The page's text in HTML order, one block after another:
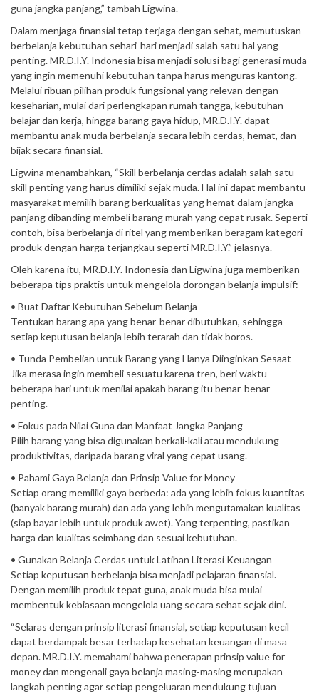
guna jangka panjang,” tambah Ligwina.
Dalam menjaga finansial tetap terjaga dengan sehat, memutuskan
berbelanja kebutuhan sehari-hari menjadi salah satu hal yang
penting. MR.D.I.Y. Indonesia bisa menjadi solusi bagi generasi muda
yang ingin memenuhi kebutuhan tanpa harus menguras kantong.
Melalui ribuan pilihan produk fungsional yang relevan dengan
keseharian, mulai dari perlengkapan rumah tangga, kebutuhan
belajar dan kerja, hingga barang gaya hidup, MR.D.I.Y. dapat
membantu anak muda berbelanja secara lebih cerdas, hemat, dan
bijak secara finansial.
Ligwina menambahkan, “Skill berbelanja cerdas adalah salah satu
skill penting yang harus dimiliki sejak muda. Hal ini dapat membantu
masyarakat memilih barang berkualitas yang hemat dalam jangka
panjang dibanding membeli barang murah yang cepat rusak. Seperti
contoh, bisa berbelanja di ritel yang memberikan beragam kategori
produk dengan harga terjangkau seperti MR.D.I.Y.” jelasnya.
Oleh karena itu, MR.D.I.Y. Indonesia dan Ligwina juga memberikan
beberapa tips praktis untuk mengelola dorongan belanja impulsif:
• Buat Daftar Kebutuhan Sebelum Belanja
Tentukan barang apa yang benar-benar dibutuhkan, sehingga
setiap keputusan belanja lebih terarah dan tidak boros.
• Tunda Pembelian untuk Barang yang Hanya Diinginkan Sesaat
Jika merasa ingin membeli sesuatu karena tren, beri waktu
beberapa hari untuk menilai apakah barang itu benar-benar
penting.
• Fokus pada Nilai Guna dan Manfaat Jangka Panjang
Pilih barang yang bisa digunakan berkali-kali atau mendukung
produktivitas, daripada barang viral yang cepat usang.
• Pahami Gaya Belanja dan Prinsip Value for Money
Setiap orang memiliki gaya berbeda: ada yang lebih fokus kuantitas
(banyak barang murah) dan ada yang lebih mengutamakan kualitas
(siap bayar lebih untuk produk awet). Yang terpenting, pastikan
harga dan kualitas seimbang dan sesuai kebutuhan.
• Gunakan Belanja Cerdas untuk Latihan Literasi Keuangan
Setiap keputusan berbelanja bisa menjadi pelajaran finansial.
Dengan memilih produk tepat guna, anak muda bisa mulai
membentuk kebiasaan mengelola uang secara sehat sejak dini.
“Selaras dengan prinsip literasi finansial, setiap keputusan kecil
dapat berdampak besar terhadap kesehatan keuangan di masa
depan. MR.D.I.Y. memahami bahwa penerapan prinsip value for
money dan mengenali gaya belanja masing-masing merupakan
langkah penting agar setiap pengeluaran mendukung tujuan